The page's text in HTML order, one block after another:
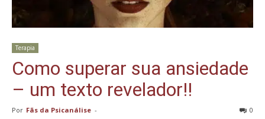
Terapia
Como superar sua ansiedade
– um texto revelador!!
Por Fãs da Psicanálise - 0